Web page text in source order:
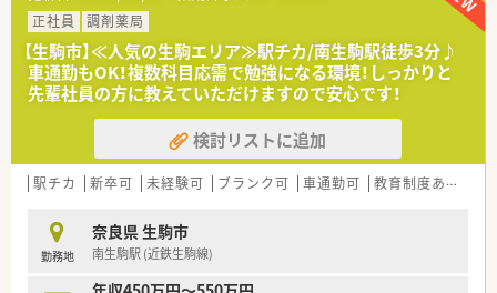
から600万円程度での相談が可能です。
■給与は年俸制を採用しており賞与はありませんが、年1回の昇
給制度がしっかりと設けられております。
■管理薬剤師としてご入職いただいた場合には、基本給に加えて
薬剤師手当や管理手当が別途支給されます。
【勤務実態について】
■木曜日と祝日がお休みのシフト制となっており、年間休日は
120日以上としっかり確保されています。
と給与に反映される納得の勤務環境です。
■入社3ヶ月後には毎年5日間のリフレッシュ休暇が付与され、
有給休暇と合わせての連休取得も可能です。
正社員
調剤薬局
【生駒市】≪人気の生駒エリア≫駅チカ/南生駒駅徒歩3分♪
車通勤もOK！複数科目応需で勉強になる環境！しっかりと
先輩社員の方に教えていただけますので安心です！
検討リストに追加
駅チカ 新卒可 未経験可 ブランク可 車通勤可 教育制度あり
勤務地
奈良県 生駒市
南生駒駅 (近鉄生駒線)